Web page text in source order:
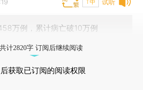
试听
T中
万例，累计病亡破10万例
计2820字 订阅后继续阅读
后获取已订阅的阅读权限